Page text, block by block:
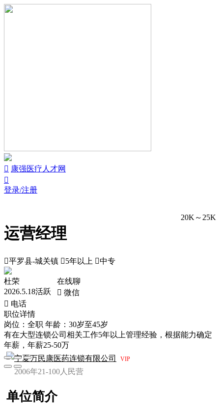
 康强医疗人才网

登录/注册
运营经理
20K～25K
平罗县-城关镇 5年以上 中专
杜荣
2026.5.18活跃
在线聊
 微信
 电话
职位详情
岗位：全职 年龄：30岁至45岁
有在大型连锁公司相关工作5年以上管理经验，根据能力确定
年薪，年薪25-50万
宁夏万民康医药连锁有限公司
VIP
2006年21-100人 民营
单位简介